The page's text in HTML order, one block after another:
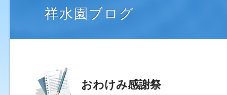
祥水園ブログ
おわけみ感謝祭